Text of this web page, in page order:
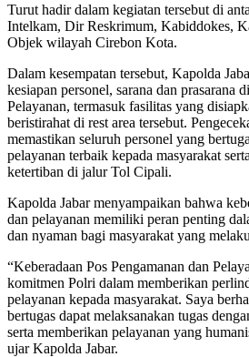
Turut hadir dalam kegiatan tersebut di
Intelkam, Dir Reskrimum, Kabiddokes,
Objek wilayah Cirebon Kota.
Dalam kesempatan tersebut, Kapolda
kesiapan personel, sarana dan prasarana
Pelayanan, termasuk fasilitas yang
beristirahat di rest area tersebut.
memastikan seluruh personel yang
pelayanan terbaik kepada masyarakat
ketertiban di jalur Tol Cipali.
Kapolda Jabar menyampaikan bahwa
dan pelayanan memiliki peran penting
dan nyaman bagi masyarakat yang
“Keberadaan Pos Pengamanan dan
komitmen Polri dalam memberikan
pelayanan kepada masyarakat. Saya
bertugas dapat melaksanakan tugas
serta memberikan pelayanan yang
ujar Kapolda Jabar.